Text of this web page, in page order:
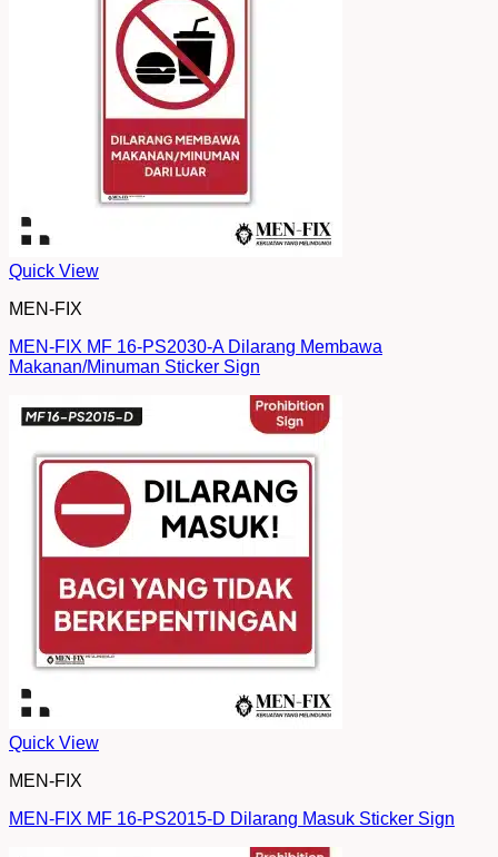
Quick View
MEN-FIX
MEN-FIX MF 16-PS2030-A Dilarang Membawa
Makanan/Minuman Sticker Sign
Quick View
MEN-FIX
MEN-FIX MF 16-PS2015-D Dilarang Masuk Sticker Sign